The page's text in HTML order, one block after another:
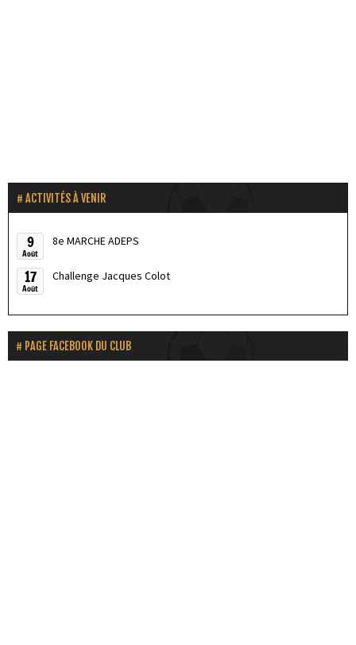
ACTIVITÉS À VENIR
9
Août
8e MARCHE ADEPS
17
Août
Challenge Jacques Colot
PAGE FACEBOOK DU CLUB